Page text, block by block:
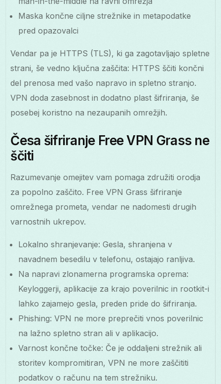
Maska končne ciljne strežnike in metapodatke
pred opazovalci
Vendar pa je HTTPS (TLS), ki ga zagotavljajo spletne
strani, še vedno ključna zaščita: HTTPS ščiti končni
del prenosa med vašo napravo in spletno stranjo.
VPN doda zasebnost in dodatno plast šifriranja, še
posebej koristno na nezaupanih omrežjih.
Česa šifriranje Free VPN Grass ne
ščiti
Razumevanje omejitev vam pomaga združiti orodja
za popolno zaščito. Free VPN Grass šifriranje
omrežnega prometa, vendar ne nadomesti drugih
varnostnih ukrepov.
Lokalno shranjevanje: Gesla, shranjena v
navadnem besedilu v telefonu, ostajajo ranljiva.
Na napravi zlonamerna programska oprema:
Keyloggerji, aplikacije za krajo poverilnic in rootkit-i
lahko zajamejo gesla, preden pride do šifriranja.
Phishing: VPN ne more preprečiti vnos poverilnic
na lažno spletno stran ali v aplikacijo.
Varnost končne točke: Če je oddaljeni strežnik ali
storitev kompromitiran, VPN ne more zaščititi
podatkov o računu na tem strežniku.